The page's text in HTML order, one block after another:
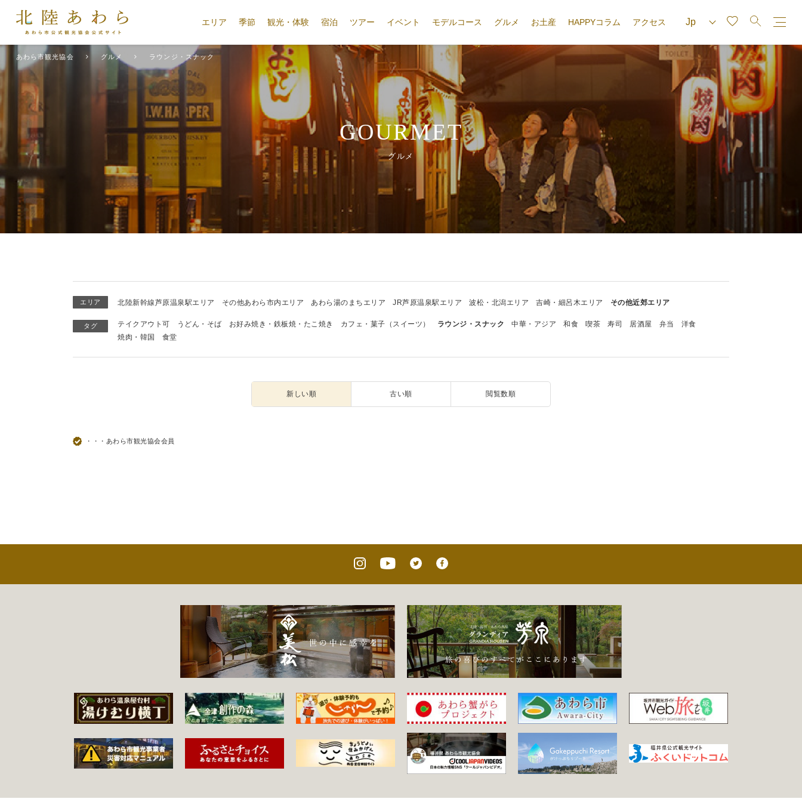
エリア 季節 観光・体験 宿泊 ツアー イベント モデルコース グルメ お土産 HAPPYコラム アクセス
あわら市観光協会 グルメ ラウンジ・スナック
GOURMET
グルメ
エリア 北陸新幹線芦原温泉駅エリア その他あわら市内エリア あわら湯のまちエリア JR芦原温泉駅エリア 波松・北潟エリア 吉崎・細呂木エリア その他近郊エリア
タグ テイクアウト可 うどん・そば お好み焼き・鉄板焼・たこ焼き カフェ・菓子（スイーツ） ラウンジ・スナック 中華・アジア 和食 喫茶 寿司 居酒屋 弁当
洋食
焼肉・韓国
食堂
新しい順 古い順 閲覧数順
・・・あわら市観光協会会員